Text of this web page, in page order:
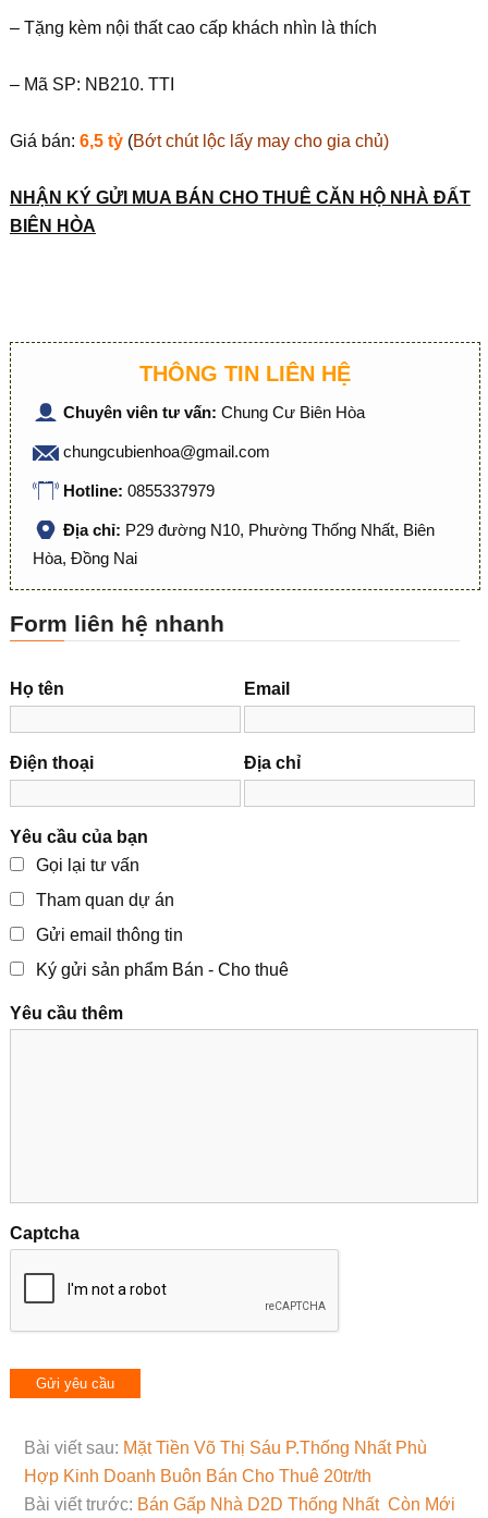
– Tặng kèm nội thất cao cấp khách nhìn là thích
– Mã SP: NB210. TTI
Giá bán: 6,5 tỷ(Bớt chút lộc lấy may cho gia chủ)
NHẬN KÝ GỬI MUA BÁN CHO THUÊ CĂN HỘ NHÀ ĐẤT
BIÊN HÒA
THÔNG TIN LIÊN HỆ
Chuyên viên tư vấn: Chung Cư Biên Hòa
chungcubienhoa@gmail.com
Hotline: 0855337979
Địa chỉ: P29 đường N10, Phường Thống Nhất, Biên
Hòa, Đồng Nai
Form liên hệ nhanh
Họ tên Email
Điện thoại Địa chỉ
Yêu cầu của bạn
Gọi lại tư vấn
Tham quan dự án
Gửi email thông tin
Ký gửi sản phẩm Bán - Cho thuê
Yêu cầu thêm
Captcha
Bài viết sau: Mặt Tiền Võ Thị Sáu P.Thống Nhất Phù
Hợp Kinh Doanh Buôn Bán Cho Thuê 20tr/th
Bài viết trước: Bán Gấp Nhà D2D Thống Nhất Còn Mới